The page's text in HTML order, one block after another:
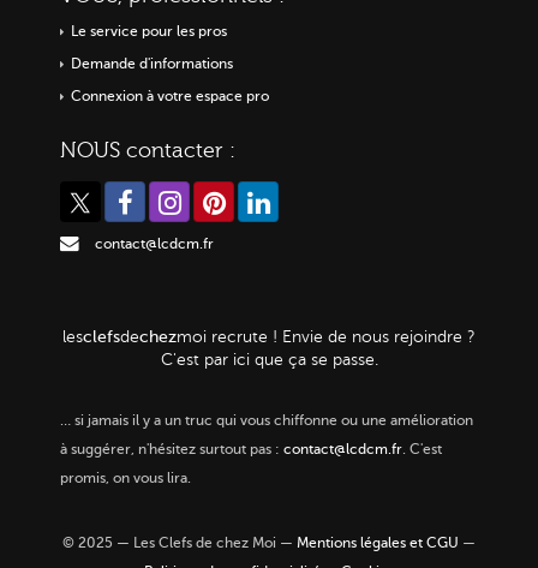
Le service pour les pros
Demande d'informations
Connexion à votre espace pro
NOUS contacter :
contact@lcdcm.fr
lesclefsdechezmoi recrute ! Envie de nous rejoindre ?
C'est par ici que ça se passe.
… si jamais il y a un truc qui vous chiffonne ou une amélioration
à suggérer, n'hésitez surtout pas : contact@lcdcm.fr. C'est
promis, on vous lira.
© 2025 — Les Clefs de chez Moi — Mentions légales et CGU —